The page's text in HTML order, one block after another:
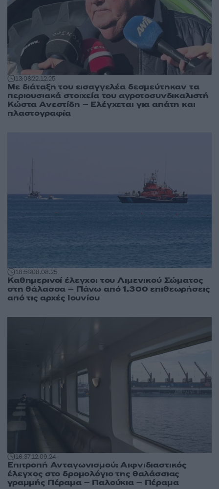
13:0822.12.25
Με διάταξη του εισαγγελέα δεσμεύτηκαν τα
περιουσιακά στοιχεία του αγροτοσυνδικαλιστή
Κώστα Ανεστίδη – Ελέγχεται για απάτη και
πλαστογραφία
18:5608.08.25
Καθημερινοί έλεγχοι του Λιμενικού Σώματος
στη θάλασσα – Πάνω από 1.300 επιθεωρήσεις
από τις αρχές Ιουνίου
16:3712.09.24
Επιτροπή Ανταγωνισμού: Αιφνιδιαστικός
έλεγχος στο δρομολόγιο της θαλάσσιας
γραμμής Πέραμα – Παλούκια – Πέραμα